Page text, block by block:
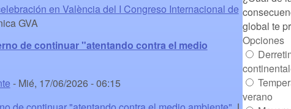
en València del I Congreso Internacional de
GVA
de continuar "atentando contra el medio
- Mié, 17/06/2026 - 06:15
global te
Opciones
verano